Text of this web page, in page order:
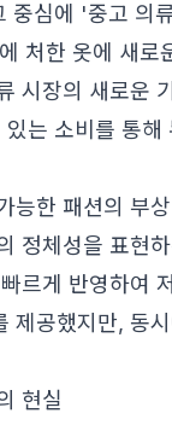
중심에 '중고 의
처한 옷에 새
시장의 새로운
는 소비를 통
능한 패션의 부상
정체성을 표현
르게 반영하여
제공했지만, 동
현실